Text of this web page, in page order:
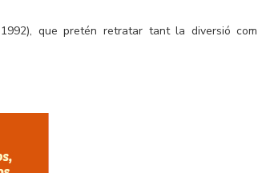
que pretén retratar tant la diversió com